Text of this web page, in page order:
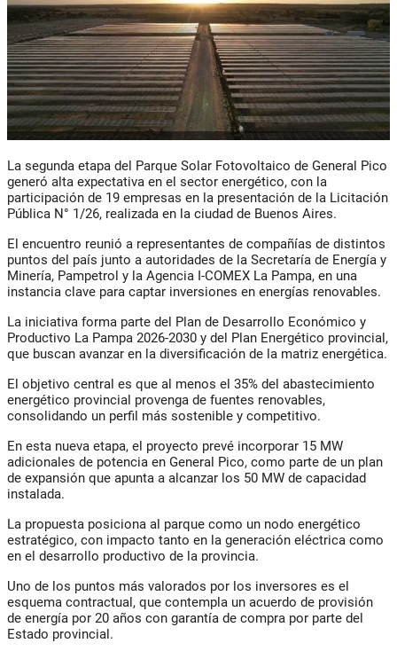
La segunda etapa del Parque Solar Fotovoltaico de General Pico
generó alta expectativa en el sector energético, con la
participación de 19 empresas en la presentación de la Licitación
Pública N° 1/26, realizada en la ciudad de Buenos Aires.
El encuentro reunió a representantes de compañías de distintos
puntos del país junto a autoridades de la Secretaría de Energía y
Minería, Pampetrol y la Agencia I-COMEX La Pampa, en una
instancia clave para captar inversiones en energías renovables.
La iniciativa forma parte del Plan de Desarrollo Económico y
Productivo La Pampa 2026-2030 y del Plan Energético provincial,
que buscan avanzar en la diversificación de la matriz energética.
El objetivo central es que al menos el 35% del abastecimiento
energético provincial provenga de fuentes renovables,
consolidando un perfil más sostenible y competitivo.
En esta nueva etapa, el proyecto prevé incorporar 15 MW
adicionales de potencia en General Pico, como parte de un plan
de expansión que apunta a alcanzar los 50 MW de capacidad
instalada.
La propuesta posiciona al parque como un nodo energético
estratégico, con impacto tanto en la generación eléctrica como
en el desarrollo productivo de la provincia.
Uno de los puntos más valorados por los inversores es el
esquema contractual, que contempla un acuerdo de provisión
de energía por 20 años con garantía de compra por parte del
Estado provincial.